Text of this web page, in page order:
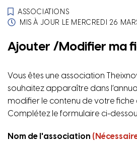
ASSOCIATIONS
MIS À JOUR LE MERCREDI 26
Ajouter /Modifier ma
Vous êtes une association
souhaitez apparaître dans
modifier le contenu de votre fiche
Complétez le formulaire ci-
Nom de l'association